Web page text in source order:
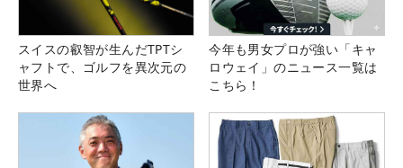
スイスの叡智が生んだTPTシ
ャフトで、ゴルフを異次元の
世界へ
今年も男女プロが強い「キャ
ロウェイ」のニュース一覧は
こちら！